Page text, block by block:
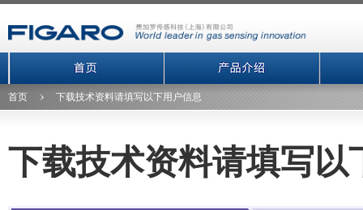
首页 下载技术资料请填写以下用户信息
下载技术资料请填写以